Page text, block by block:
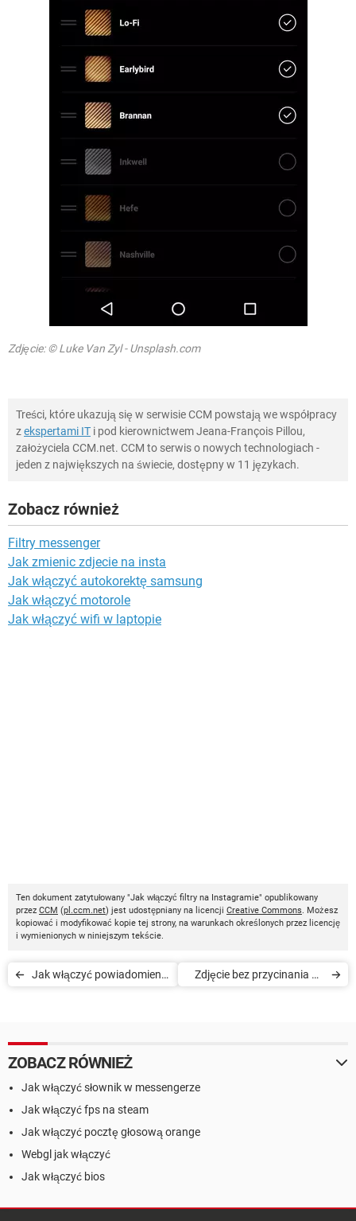
Zdjęcie: © Luke Van Zyl - Unsplash.com
Treści, które ukazują się w serwisie CCM powstają we współpracy
zekspertami IT i pod kierownictwem Jeana-François Pillou,
założyciela CCM.net. CCM to serwis o nowych technologiach -
jeden z największych na świecie, dostępny w 11 językach.
Zobacz również
Filtry messenger
Jak zmienic zdjecie na insta
Jak włączyć autokorektę samsung
Jak włączyć motorole
Jak włączyć wifi w laptopie
Ten dokument zatytułowany "Jak włączyć filtry na Instagramie" opublikowany
przez CCM (pl.ccm.net) jest udostępniany na licencji Creative Commons. Możesz
kopiować i modyfikować kopie tej strony, na warunkach określonych przez licencję
i wymienionych w niniejszym tekście.
Jak włączyć powiadomienia
Zdjęcie bez przycinania na
ZOBACZ RÓWNIEŻ
Jak włączyć słownik w messengerze
Jak włączyć fps na steam
Jak włączyć pocztę głosową orange
Webgl jak włączyć
Jak włączyć bios